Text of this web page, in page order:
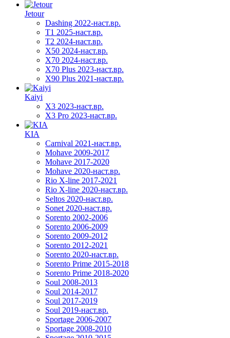
Jetour
Dashing 2022-наст.вр.
T1 2025-наст.вр.
T2 2024-наст.вр.
X50 2024-наст.вр.
X70 2024-наст.вр.
X70 Plus 2023-наст.вр.
X90 Plus 2021-наст.вр.
Kaiyi
X3 2023-наст.вр.
X3 Pro 2023-наст.вр.
KIA
Carnival 2021-наст.вр.
Mohave 2009-2017
Mohave 2017-2020
Mohave 2020-наст.вр.
Rio X-line 2017-2021
Rio X-line 2020-наст.вр.
Seltos 2020-наст.вр.
Sonet 2020-наст.вр.
Sorento 2002-2006
Sorento 2006-2009
Sorento 2009-2012
Sorento 2012-2021
Sorento 2020-наст.вр.
Sorento Prime 2015-2018
Sorento Prime 2018-2020
Soul 2008-2013
Soul 2014-2017
Soul 2017-2019
Soul 2019-наст.вр.
Sportage 2006-2007
Sportage 2008-2010